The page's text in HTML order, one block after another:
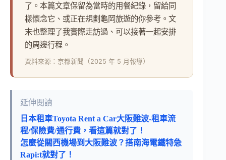
了。本篇文章保留為當時的用餐紀錄，留給同
樣懷念它、或正在規劃龜岡旅遊的你參考。文
末也整理了我實際走訪過、可以接著一起安排
的周邊行程。
資料來源：京都新聞（2025 年 5 月報導）
延伸閱讀
日本租車Toyota Rent a Car大阪難波-租車流
程/保險費/通行費，看這篇就對了！
怎麼從關西機場到大阪難波？搭南海電鐵特急
Rapi:t就對了！